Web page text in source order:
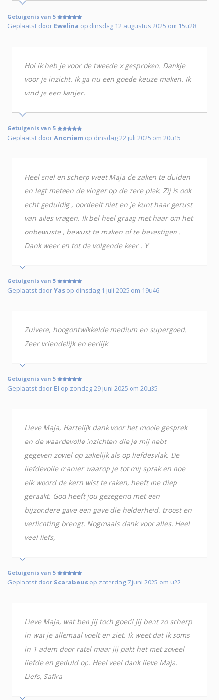
Getuigenis van 5
Geplaatst door Ewelina op dinsdag 12 augustus 2025 om 15u28
Hoi ik heb je voor de tweede x gesproken. Dankje
voor je inzicht. Ik ga nu een goede keuze maken. Ik
vind je een kanjer.
Getuigenis van 5
Geplaatst doorAnoniem op dinsdag 22 juli 2025 om 20u15
Heel snel en scherp weet Maja de zaken te duiden
en legt meteen de vinger op de zere plek. Zij is ook
echt geduldig , oordeelt niet en je kunt haar gerust
van alles vragen. Ik bel heel graag met haar om het
onbewuste , bewust te maken of te bevestigen .
Dank weer en tot de volgende keer . Y
Getuigenis van 5
Geplaatst doorYas op dinsdag 1 juli 2025 om 19u46
Zuivere, hoogontwikkelde medium en supergoed.
Zeer vriendelijk en eerlijk
Getuigenis van 5
Geplaatst door El op zondag 29 juni 2025 om 20u35
Lieve Maja, Hartelijk dank voor het mooie gesprek
en de waardevolle inzichten die je mij hebt
gegeven zowel op zakelijk als op liefdesvlak. De
liefdevolle manier waarop je tot mij sprak en hoe
elk woord de kern wist te raken, heeft me diep
geraakt. God heeft jou gezegend met een
bijzondere gave een gave die helderheid, troost en
verlichting brengt. Nogmaals dank voor alles. Heel
veel liefs,
Getuigenis van 5
Geplaatst door Scarabeus op zaterdag 7 juni 2025 om u22
Lieve Maja, wat ben jij toch goed! Jij bent zo scherp
in wat je allemaal voelt en ziet. Ik weet dat ik soms
in 1 adem door ratel maar jij pakt het met zoveel
liefde en geduld op. Heel veel dank lieve Maja.
Liefs, Safira